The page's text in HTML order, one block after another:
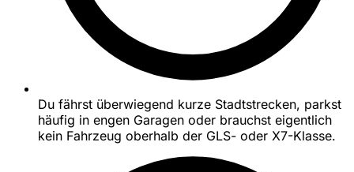
Du fährst überwiegend kurze Stadtstrecken, parkst
häufig in engen Garagen oder brauchst eigentlich
kein Fahrzeug oberhalb der GLS- oder X7-Klasse.